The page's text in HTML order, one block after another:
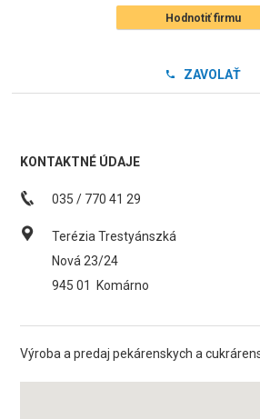
Hodnotiť firmu
ZAVOLAŤ
KONTAKTNÉ ÚDAJE
035 / 770 41 29
Terézia Trestyánszká
Nová 23/24
945 01
Komárno
Výroba a predaj pekárenskych a